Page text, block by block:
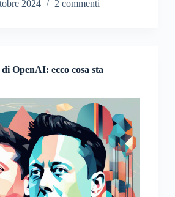
2024 2 commenti
OpenAI: ecco cosa sta